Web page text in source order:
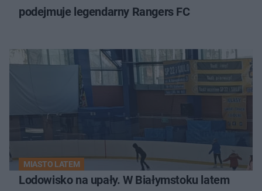
podejmuje legendarny Rangers FC
MIASTO LATEM
Lodowisko na upały. W Białymstoku latem